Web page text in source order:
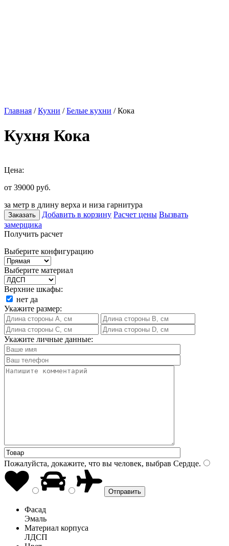
Главная /Кухни /Белые кухни / Кока
Кухня Кока
Цена:
от 39000 руб.
за метр в длину верха и низа гарнитура
Заказать Добавить в корзину Расчет цены Вызвать
замерщика
Получить расчет
Выберите конфигурацию
Выберите материал
Верхние шкафы:
нет да
Укажите размер:
Укажите личные данные:
Пожалуйста, докажите, что вы человек, выбрав Сердце.
Фасад
Эмаль
Материал корпуса
ЛДСП